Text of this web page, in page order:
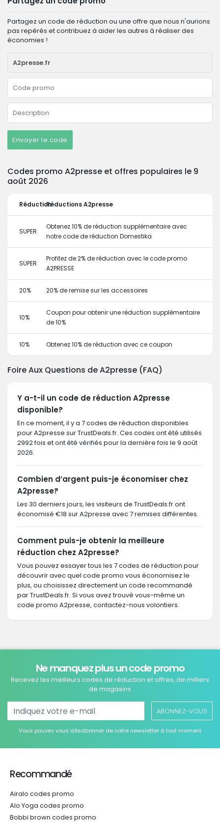
Partagez un code de réduction ou une offre que nous n'aurions
pas repérés et contribuez à aider les autres à réaliser des
économies !
Envoyer le code
Codes promo A2presse et offres populaires le 9
août 2026
RéductionRéductions A2presse
SUPER
Obtenez 10% de réduction supplémentaire avec
notre code de réduction Domestika
SUPER
Profitez de 2% de réduction avec le code promo
A2PRESSE
20% 20% de remise sur les accessoires
10%
Coupon pour obtenir une réduction supplémentaire
de 10%
10% Obtenez 10% de réduction avec ce coupon
Foire Aux Questions de A2presse (FAQ)
Y a-t-il un code de réduction A2presse
disponible?
En ce moment, il y a 7 codes de réduction disponibles
pour A2presse sur TrustDeals.fr. Ces codes ont été utilisés
2992 fois et ont été vérifiés pour la dernière fois le 9 août
2026.
Combien d’argent puis-je économiser chez
A2presse?
Les 30 derniers jours, les visiteurs de TrustDeals.fr ont
économisé €18 sur A2presse avec 7 remises différentes.
Comment puis-je obtenir la meilleure
réduction chez A2presse?
Vous pouvez essayer tous les 7 codes de réduction pour
découvrir avec quel code promo vous économisez le
plus, ou choisissez directement un code recommandé
par TrustDeals.fr. Si vous avez trouvé vous-même un
code promo A2presse, contactez-nous volontiers.
Ne manquez plus un code promo
Recevez les meilleurs codes de réduction et offres, de milliers
de magasins
ABONNEZ-VOUS
Vous pouvez vous désabonner de notre newsletter à tout moment
Recommandé
Airalo codes promo
Alo Yoga codes promo
Bobbi brown codes promo